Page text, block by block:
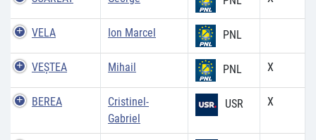
VELA Ion Marcel PNL
VEŞTEA Mihail PNL X
BEREA
Cristinel-
Gabriel
USR X